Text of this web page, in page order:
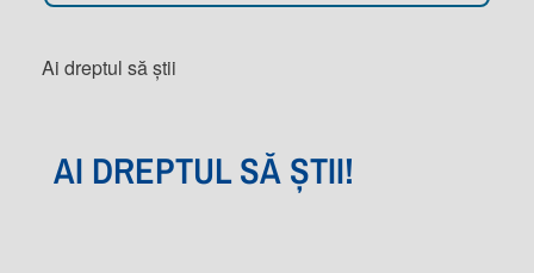
Ai dreptul să știi
AI DREPTUL SĂ ȘTII!